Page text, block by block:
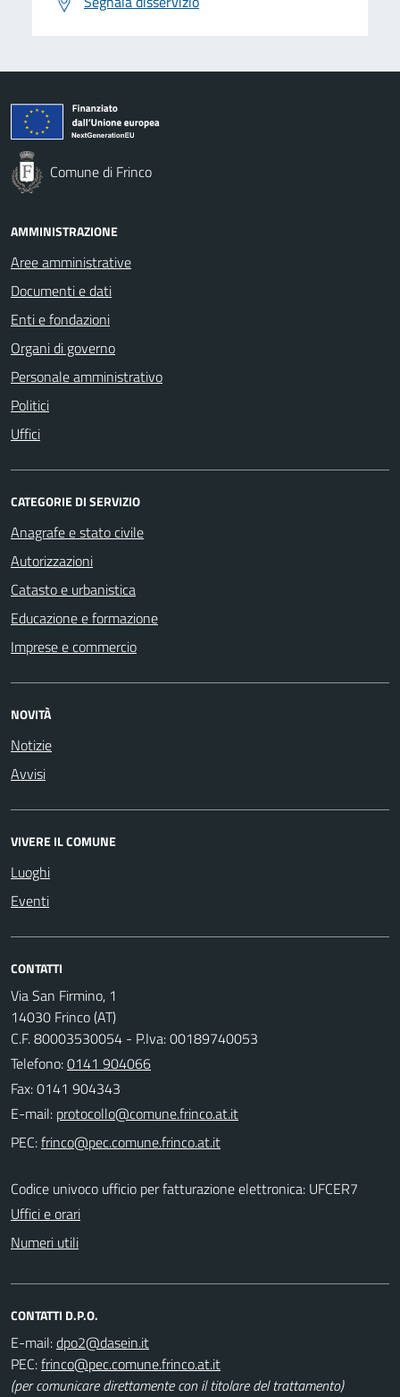
Comune di Frinco
AMMINISTRAZIONE
Aree amministrative
Documenti e dati
Enti e fondazioni
Organi di governo
Personale amministrativo
Politici
Uffici
CATEGORIE DI SERVIZIO
Anagrafe e stato civile
Autorizzazioni
Catasto e urbanistica
Educazione e formazione
Imprese e commercio
NOVITÀ
Notizie
Avvisi
VIVERE IL COMUNE
Luoghi
Eventi
CONTATTI
Via San Firmino, 1
14030 Frinco (AT)
C.F. 80003530054 - P.Iva: 00189740053
Telefono:0141 904066
Fax: 0141 904343
E-mail:
PEC:
Codice univoco ufficio per fatturazione elettronica: UFCER7
Uffici e orari
Numeri utili
CONTATTI D.P.O.
E-mail:
PEC:
(per comunicare direttamente con il titolare del trattamento)